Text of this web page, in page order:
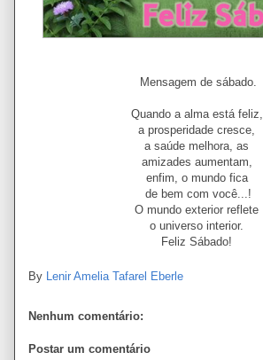
Mensagem de sábado.
Quando a alma está feliz,
a prosperidade cresce,
a saúde melhora, as
amizades aumentam,
enfim, o mundo fica
de bem com você...!
O mundo exterior reflete
o universo interior.
Feliz Sábado!
By Lenir Amelia Tafarel Eberle
Nenhum comentário:
Postar um comentário